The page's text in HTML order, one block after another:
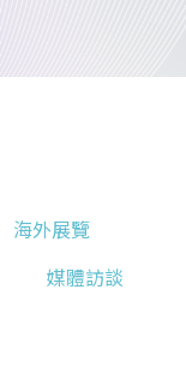
海外展覽
媒體訪談